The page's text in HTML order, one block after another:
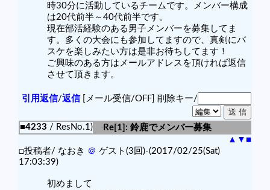
時30分に活動しているチームです。メンバー構成
は20代前半～40代前半です。
現在部活経験のある男子メンバーを募集してま
す。多くの大会にも参加してますので、真剣にバ
スケを楽しみたい方は是非お待ちしてます！
ご興味のある方はメールアドレスを頂ければ返信
させて頂きます。
引用返信/返信[メール受信/OFF] 削除キー/
■4233 / ResNo.1)
Re[1]: 鈴鹿でメンバー募集
▲ ▼ ■
□投稿者/ なおき ＠ ゲスト(3回)-(2017/02/25(Sat)
17:03:39)
初めまして